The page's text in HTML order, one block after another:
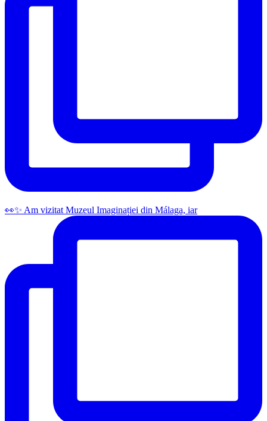
👀✨️ Am vizitat Muzeul Imaginației din Málaga, iar